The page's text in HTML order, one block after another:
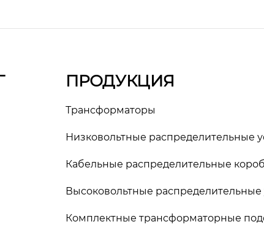
ПРОДУКЦИЯ
Трансформаторы
Низковольтные распределительные
Кабельные распределительные
Высоковольтные распределительные
Комплектные трансформаторные